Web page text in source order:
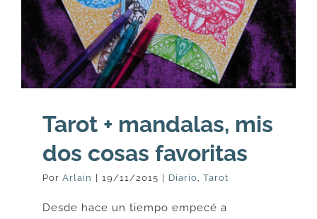
Tarot + mandalas, mis
dos cosas favoritas
Por Arlain | 19/11/2015 | Diario Tarot
Desde hace un tiempo empecé a